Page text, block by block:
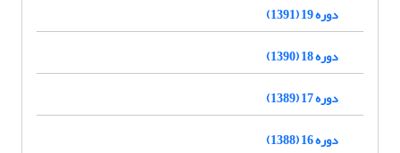
دوره 19 (1391)
دوره 18 (1390)
دوره 17 (1389)
دوره 16 (1388)